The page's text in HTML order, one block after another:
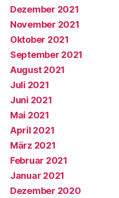
Dezember 2021
November 2021
Oktober 2021
September 2021
August 2021
Juli 2021
Juni 2021
Mai 2021
April 2021
März 2021
Februar 2021
Januar 2021
Dezember 2020